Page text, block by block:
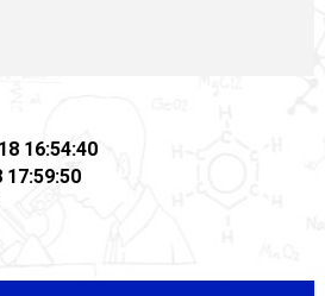
16:54:40
17:59:50